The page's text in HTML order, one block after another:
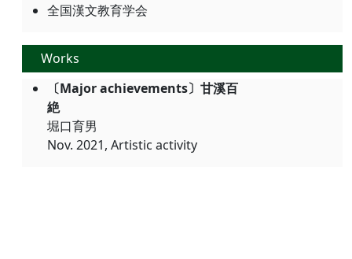
全国漢文教育学会
Works
〔Major achievements〕甘溪百
絶
堀口育男
Nov. 2021, Artistic activity